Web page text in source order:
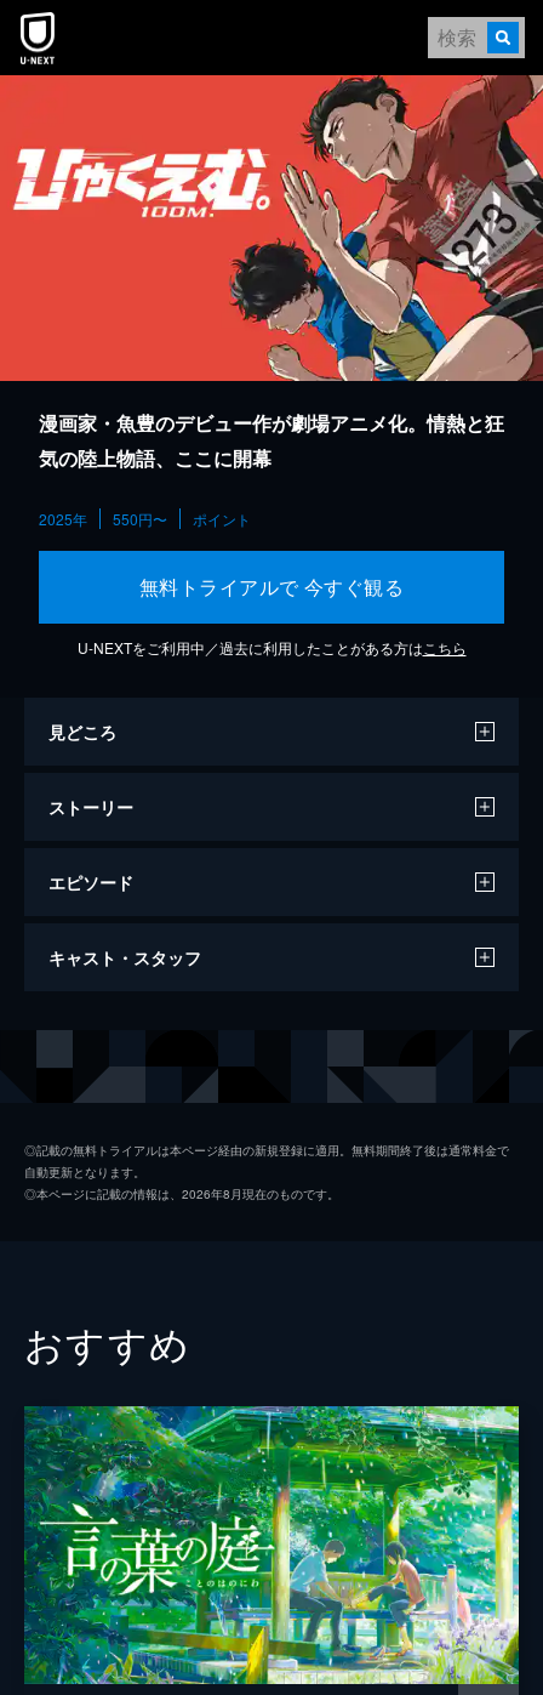
本文へスキップ
漫画家・魚豊のデビュー作が劇場アニメ化。情熱と狂
気の陸上物語、ここに開幕
2025年 550円〜 ポイント
無料トライアルで 今すぐ観る
U-NEXTをご利用中／過去に利用したことがある方は こちら
見どころ
ストーリー
エピソード
ひゃくえむ。
キャスト・スタッフ
小宮 染谷将太
経田 石谷春貴
森川 石橋陽彩
尾道 杉田智和
樺木 内田雄馬
財津 内山昂輝
海棠 津田健次郎
監督 岩井澤健治
◎記載の無料トライアルは本ページ経由の新規登録に適用。無料期間終了後は通常料金で
自動更新となります。
◎本ページに記載の情報は、2026年8月現在のものです。
おすすめ